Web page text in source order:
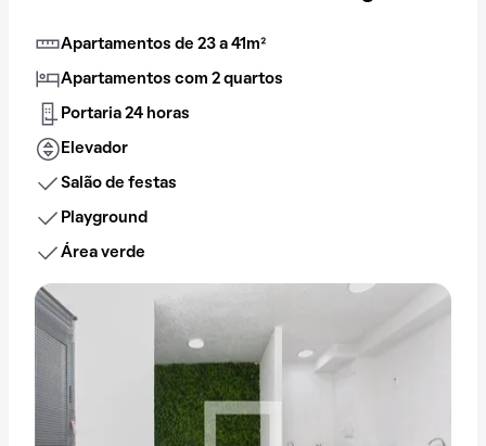
Apartamentos de 23 a 41m²
Apartamentos com 2 quartos
Portaria 24 horas
Elevador
Salão de festas
Playground
Área verde